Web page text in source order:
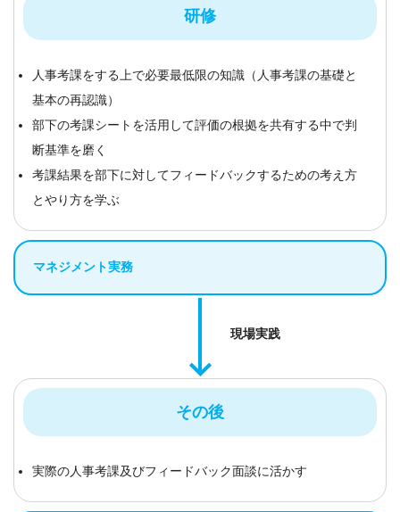
研修
人事考課をする上で必要最低限の知識（人事考課の基礎と
基本の再認識）
部下の考課シートを活用して評価の根拠を共有する中で判
断基準を磨く
考課結果を部下に対してフィードバックするための考え方
とやり方を学ぶ
マネジメント実務
現場実践
その後
実際の人事考課及びフィードバック面談に活かす